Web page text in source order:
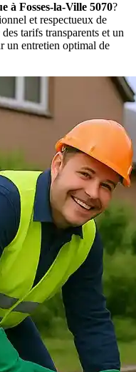
à Fosses-la-Ville 5070?
et respectueux de
tarifs transparents et un
un entretien optimal de